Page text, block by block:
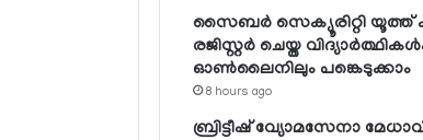
സൈബര്‍ സെക്യൂരിറ്റി യൂത്ത്
രജിസ്റ്റര്‍ ചെയ്ത
ഓണ്‍ലൈനിലും പങ്കെടുക്കാം
8 hours ago
ബ്രിട്ടീഷ് വ്യോമസേനാ